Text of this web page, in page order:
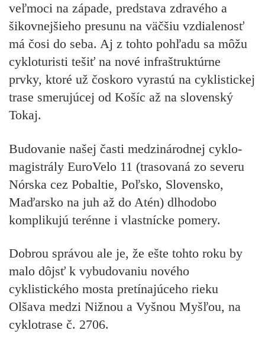
veľmoci na západe, predstava zdravého a
šikovnejšieho presunu na väčšiu vzdialenosť
má čosi do seba. Aj z tohto pohľadu sa môžu
cykloturisti tešiť na nové infraštruktúrne
prvky, ktoré už čoskoro vyrastú na cyklistickej
trase smerujúcej od Košíc až na slovenský
Tokaj.
Budovanie našej časti medzinárodnej cyklo-
magistrály EuroVelo 11 (trasovaná zo severu
Nórska cez Pobaltie, Poľsko, Slovensko,
Maďarsko na juh až do Atén) dlhodobo
komplikujú terénne i vlastnícke pomery.
Dobrou správou ale je, že ešte tohto roku by
malo dôjsť k vybudovaniu nového
cyklistického mosta pretínajúceho rieku
Olšava medzi Nižnou a Vyšnou Myšľou, na
cyklotrase č. 2706.